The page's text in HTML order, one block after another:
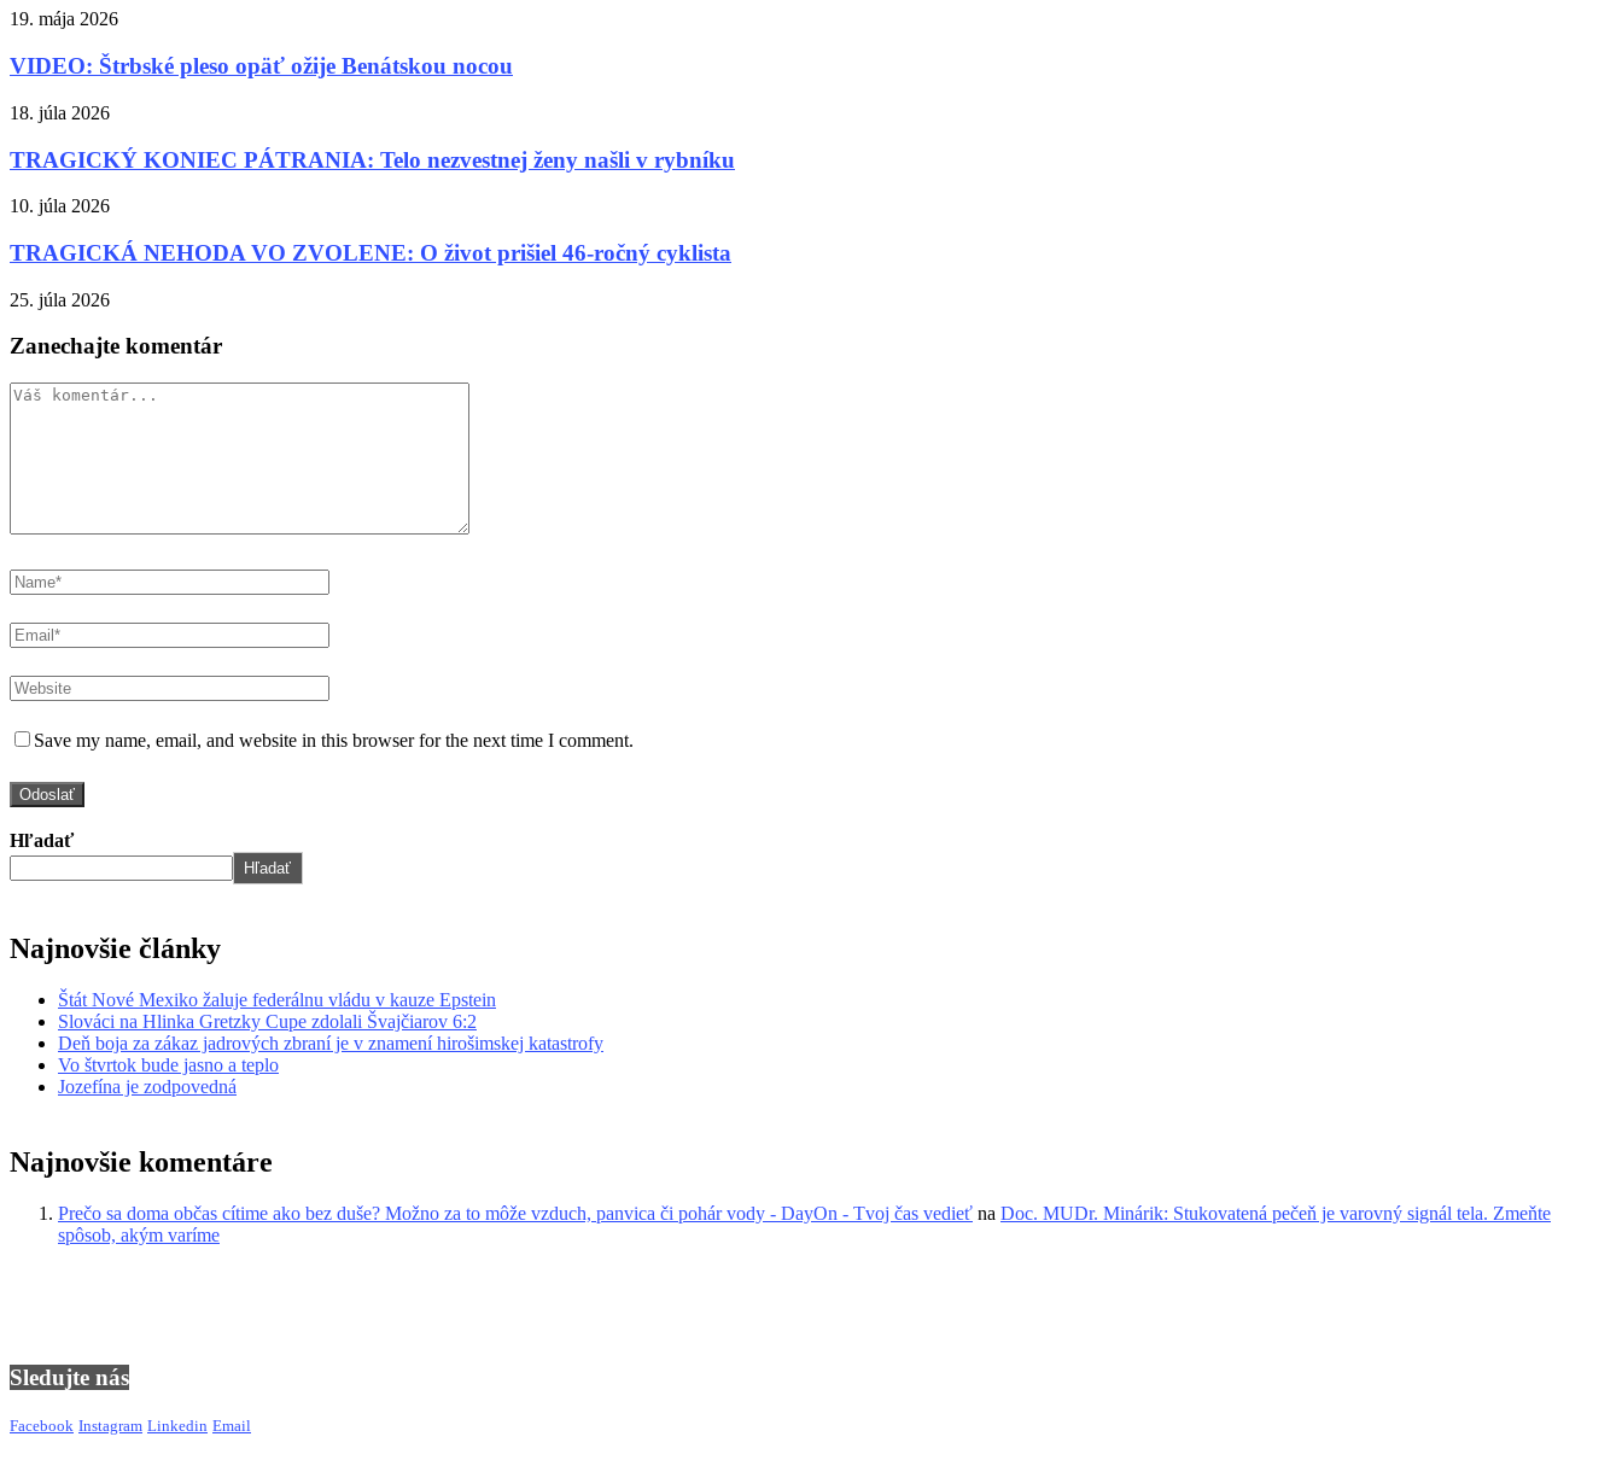
19. mája 2026
VIDEO: Štrbské pleso opäť ožije Benátskou nocou
18. júla 2026
TRAGICKÝ KONIEC PÁTRANIA: Telo nezvestnej ženy našli v rybníku
10. júla 2026
TRAGICKÁ NEHODA VO ZVOLENE: O život prišiel 46-ročný cyklista
25. júla 2026
Zanechajte komentár
Save my name, email, and website in this browser for the next time I comment.
Hľadať
Hľadať
Najnovšie články
Štát Nové Mexiko žaluje federálnu vládu v kauze Epstein
Slováci na Hlinka Gretzky Cupe zdolali Švajčiarov 6:2
Deň boja za zákaz jadrových zbraní je v znamení hirošimskej katastrofy
Vo štvrtok bude jasno a teplo
Jozefína je zodpovedná
Najnovšie komentáre
Prečo sa doma občas cítime ako bez duše? Možno za to môže vzduch, panvica či pohár vody - DayOn - Tvoj čas vedieť na Doc. MUDr. Minárik: Stukovatená pečeň je varovný signál tela. Zmeňte
spôsob, akým varíme
Sledujte nás
Facebook Instagram Linkedin Email